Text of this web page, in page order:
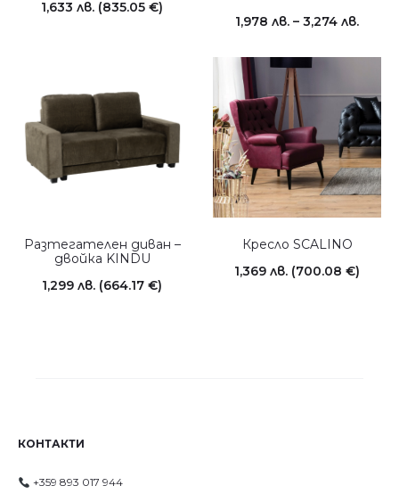
1,633 лв. (835.05 €)
1,978 лв. – 3,274 лв.
Разтегателен диван –
двойка KINDU
1,299 лв. (664.17 €)
Кресло SCALINO
1,369 лв. (700.08 €)
КОНТАКТИ
+359 893 017 944